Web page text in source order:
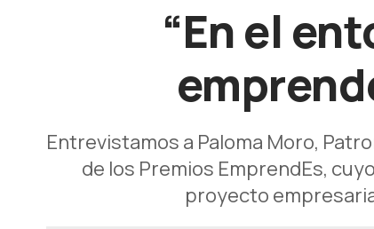
“En el
Entrevistamos a Paloma Moro,
de los Premios EmprendEs,
proyecto